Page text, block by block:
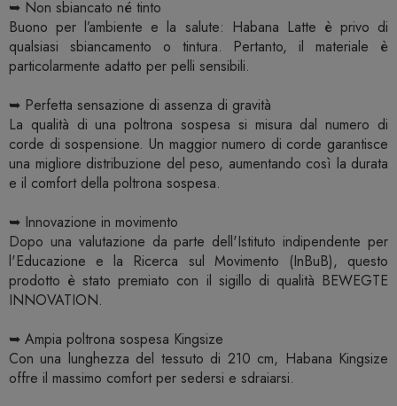
➥ Non sbiancato né tinto
Buono per l’ambiente e la salute: Habana Latte è privo di
qualsiasi sbiancamento o tintura. Pertanto, il materiale è
particolarmente adatto per pelli sensibili.
➥ Perfetta sensazione di assenza di gravità
La qualità di una poltrona sospesa si misura dal numero di
corde di sospensione. Un maggior numero di corde garantisce
una migliore distribuzione del peso, aumentando così la durata
e il comfort della poltrona sospesa.
➥ Innovazione in movimento
Dopo una valutazione da parte dell'Istituto indipendente per
l'Educazione e la Ricerca sul Movimento (InBuB), questo
prodotto è stato premiato con il sigillo di qualità BEWEGTE
INNOVATION.
➥ Ampia poltrona sospesa Kingsize
Con una lunghezza del tessuto di 210 cm, Habana Kingsize
offre il massimo comfort per sedersi e sdraiarsi.